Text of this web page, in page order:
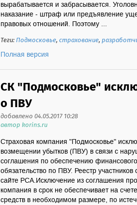
вырабатывается и забрасывается.
наказание - штраф или предъявление
правовых отношений. Поэтому ...
Теги:Подмосковье,страхование,
Полная версия
СК "Подмосковье"
о ПВУ
добавлено 04.05.2017 10:28
автор korins.ru
Страховая компания "Подмосковье"
возмещении убытков (ПВУ) в связи с
соглашения по обеспечению
обязательство по ПВУ. Реестр
сайте РСА.Исключение из соглашения
компания в срок не обеспечивает на
средств в необходимом размере, по